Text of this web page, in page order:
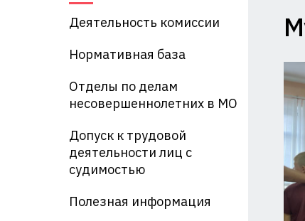
Деятельность комиссии
Нормативная база
Отделы по делам
несовершеннолетних в МО
Допуск к трудовой
деятельности лиц с
судимостью
Полезная информация
и